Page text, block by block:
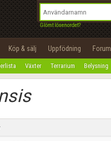
Glömt lösenordet?
Köp & sälj Uppfödning Forum
Växter Terrarium Belysning
Privacy Policy
Tillbaka till förstasidan